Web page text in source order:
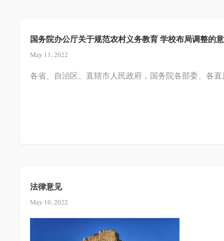
国务院办公厅关于规范农村义务教育 学校布局调整的意
May 11, 2022
各省、自治区、直辖市人民政府，国务院各部委、各
法律意见
May 10, 2022